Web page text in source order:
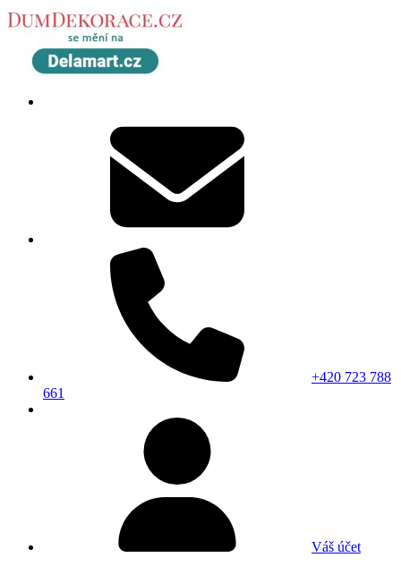
+420 723 788
661
Váš účet